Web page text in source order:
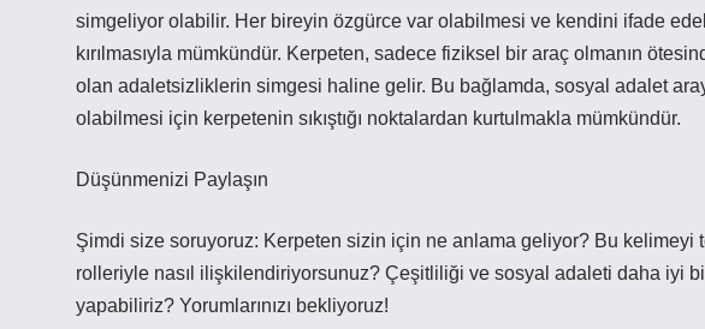
simgeliyor olabilir. Her bireyin özgürce var olabilmesi ve kendini ifade
kırılmasıyla mümkündür. Kerpeten, sadece fiziksel bir araç olmanın
olan adaletsizliklerin simgesi haline gelir. Bu bağlamda, sosyal adalet
olabilmesi için kerpetenin sıkıştığı noktalardan kurtulmakla mümkündür.
Düşünmenizi Paylaşın
Şimdi size soruyoruz: Kerpeten sizin için ne anlama geliyor? Bu kelimeyi
rolleriyle nasıl ilişkilendiriyorsunuz? Çeşitliliği ve sosyal adaleti daha iyi
yapabiliriz? Yorumlarınızı bekliyoruz!